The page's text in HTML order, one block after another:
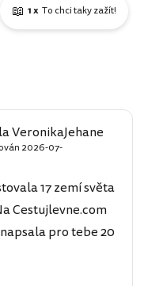
📖 1 x To chci taky zažít!
VeronikaJehane
2026-07-
17 zemí světa
Cestujlevne.com
pro tebe 20